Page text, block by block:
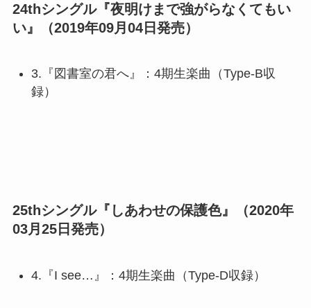
24thシングル『夜明けまで強がらなくてもい
い』（2019年09月04日発売）
3.『図書室の君へ』：4期生楽曲（Type-B収
録）
25thシングル『しあわせの保護色』（2020年
03月25日発売）
4.『I see…』：4期生楽曲（Type-D収録）